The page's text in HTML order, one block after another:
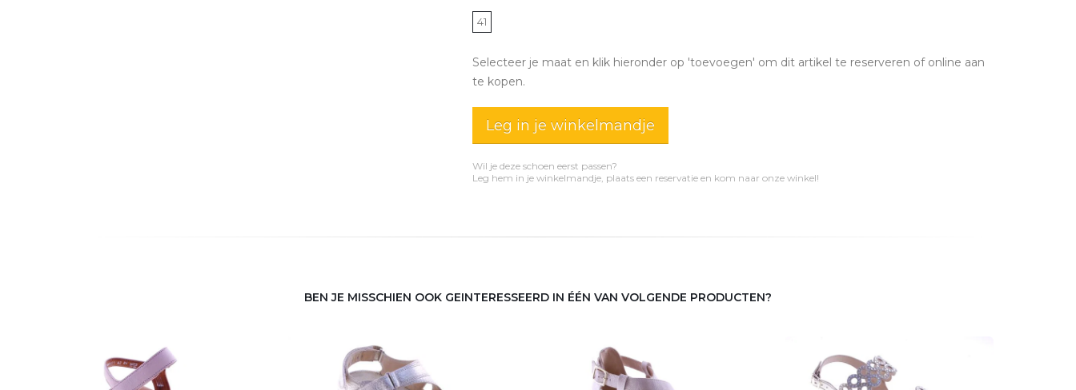
41
Selecteer je maat en klik hieronder op 'toevoegen' om dit artikel te reserveren of online aan
te kopen.
Leg in je winkelmandje
Wil je deze schoen eerst passen?
Leg hem in je winkelmandje, plaats een reservatie en kom naar onze winkel!
BEN JE MISSCHIEN OOK GEINTERESSEERD IN ÉÉN VAN VOLGENDE PRODUCTEN?